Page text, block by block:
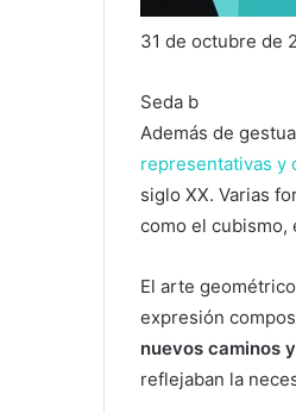
31 de octubre de
Seda b
Además de
representativas y
siglo XX. Varias
como el cubismo,
El arte
expresión
nuevos caminos
reflejaban la